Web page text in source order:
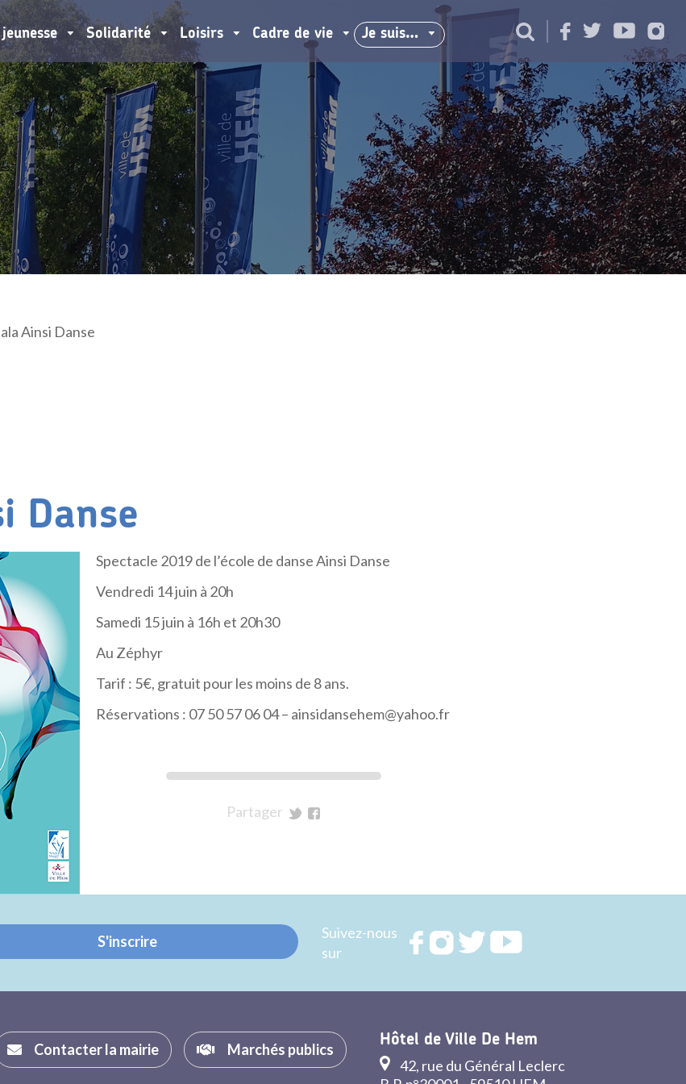
Solidarité Loisirs Cadre de vie Je suis…
Ainsi Danse
Danse
Spectacle 2019 de l’école de danse Ainsi Danse
Vendredi 14 juin à 20h
Samedi 15 juin à 16h et 20h30
Au Zéphyr
Tarif : 5€, gratuit pour les moins de 8 ans.
Réservations : 07 50 57 06 04 – ainsidansehem@yahoo.fr
Partager
S'inscrire
Suivez-nous
sur
RejoignezRejoignezRejoignez
Contacter la mairie Marchés publics
Hôtel de Ville De Hem
42, rue du Général Leclerc